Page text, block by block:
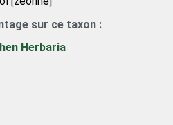
sur ce taxon :
Herbaria